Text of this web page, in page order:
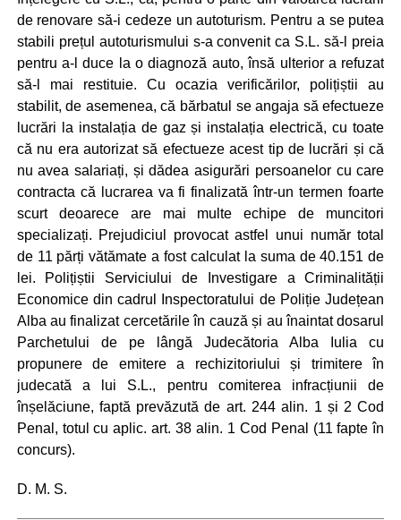
de renovare să-i cedeze un autoturism. Pentru a se putea
stabili prețul autoturismului s-a convenit ca S.L. să-l preia
pentru a-l duce la o diagnoză auto, însă ulterior a refuzat
să-l mai restituie. Cu ocazia verificărilor, polițiștii au
stabilit, de asemenea, că bărbatul se angaja să efectueze
lucrări la instalația de gaz și instalația electrică, cu toate
că nu era autorizat să efectueze acest tip de lucrări și că
nu avea salariați, și dădea asigurări persoanelor cu care
contracta că lucrarea va fi finalizată într-un termen foarte
scurt deoarece are mai multe echipe de muncitori
specializați. Prejudiciul provocat astfel unui număr total
de 11 părți vătămate a fost calculat la suma de 40.151 de
lei. Polițiștii Serviciului de Investigare a Criminalității
Economice din cadrul Inspectoratului de Poliție Județean
Alba au finalizat cercetările în cauză și au înaintat dosarul
Parchetului de pe lângă Judecătoria Alba Iulia cu
propunere de emitere a rechizitoriului și trimitere în
judecată a lui S.L., pentru comiterea infracțiunii de
înșelăciune, faptă prevăzută de art. 244 alin. 1 și 2 Cod
Penal, totul cu aplic. art. 38 alin. 1 Cod Penal (11 fapte în
concurs).
D. M. S.